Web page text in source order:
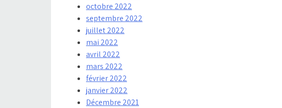
octobre 2022
septembre 2022
juillet 2022
mai 2022
avril 2022
mars 2022
février 2022
janvier 2022
Décembre 2021